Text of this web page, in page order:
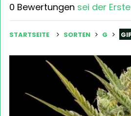
0 Bewertungen sei der Erste
STARTSEITE SORTEN G